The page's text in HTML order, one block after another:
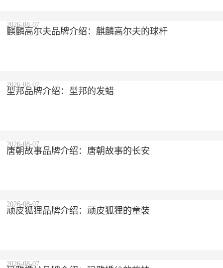
麒麟高尔夫品牌介绍：麒麟高尔夫的球杆
2026-08-07
型邦品牌介绍：型邦的发蜡
2026-08-07
唐朝故事品牌介绍：唐朝故事的长安
2026-08-07
顽皮狐狸品牌介绍：顽皮狐狸的童装
2026-08-07
2026-08-07